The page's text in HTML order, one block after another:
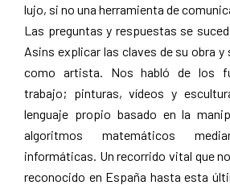
lujo, si no una herramienta de
Las preguntas y respuestas se
Asins explicar las claves de su obra
como artista. Nos habló de los
trabajo; pinturas, vídeos y
lenguaje propio basado en la
algoritmos matemáticos
informáticas. Un recorrido vital que
reconocido en España hasta esta